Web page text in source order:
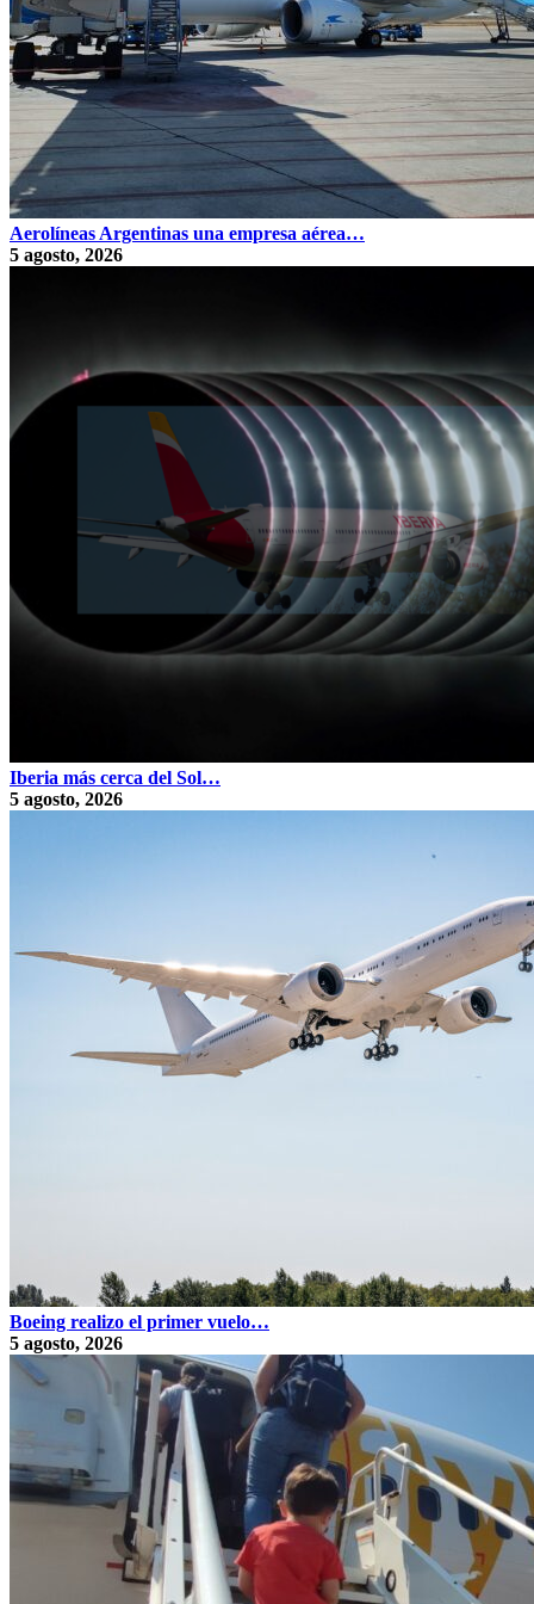
Aerolíneas Argentinas una empresa aérea…
5 agosto, 2026
Iberia más cerca del Sol…
5 agosto, 2026
Boeing realizo el primer vuelo…
5 agosto, 2026